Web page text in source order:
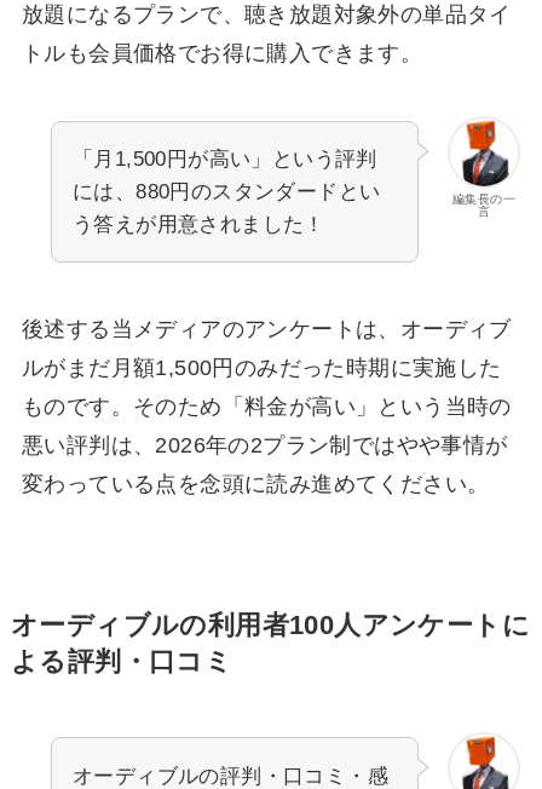
放題になるプランで、聴き放題対象外の単品タイ
トルも会員価格でお得に購入できます。
編集長の一
言
「月1,500円が高い」という評判
には、880円のスタンダードとい
う答えが用意されました！
後述する当メディアのアンケートは、オーディブ
ルがまだ月額1,500円のみだった時期に実施した
ものです。そのため「料金が高い」という当時の
悪い評判は、2026年の2プラン制ではやや事情が
変わっている点を念頭に読み進めてください。
オーディブルの利用者100人アンケートに
よる評判・口コミ
オーディブルの評判・口コミ・感